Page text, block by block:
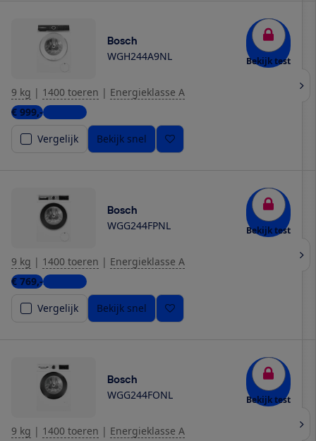
Bosch
WGH244A9NL Bekijk test
9 kg | 1400 toeren | Energieklasse A
€ 999,-3 winkels
Vergelijk
Bekijk snel
Bosch
WGG244FPNL Bekijk test
9 kg | 1400 toeren | Energieklasse A
€ 769,-2 winkels
Vergelijk
Bekijk snel
Bosch
WGG244FONL Bekijk test
9 kg | 1400 toeren | Energieklasse A